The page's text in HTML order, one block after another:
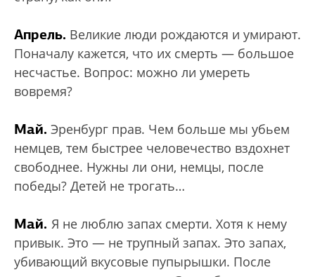
Апрель. Великие люди рождаются и умирают.
Поначалу кажется, что их смерть — большое
несчастье. Вопрос: можно ли умереть
вовремя?
Май. Эренбург прав. Чем больше мы убьем
немцев, тем быстрее человечество вздохнет
свободнее. Нужны ли они, немцы, после
победы? Детей не трогать…
Май. Я не люблю запах смерти. Хотя к нему
привык. Это — не трупный запах. Это запах,
убивающий вкусовые пупырышки. После